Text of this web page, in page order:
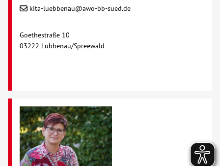
kita-luebbenau@awo-bb-sued.de
Goethestraße 10
03222 Lübbenau/Spreewald